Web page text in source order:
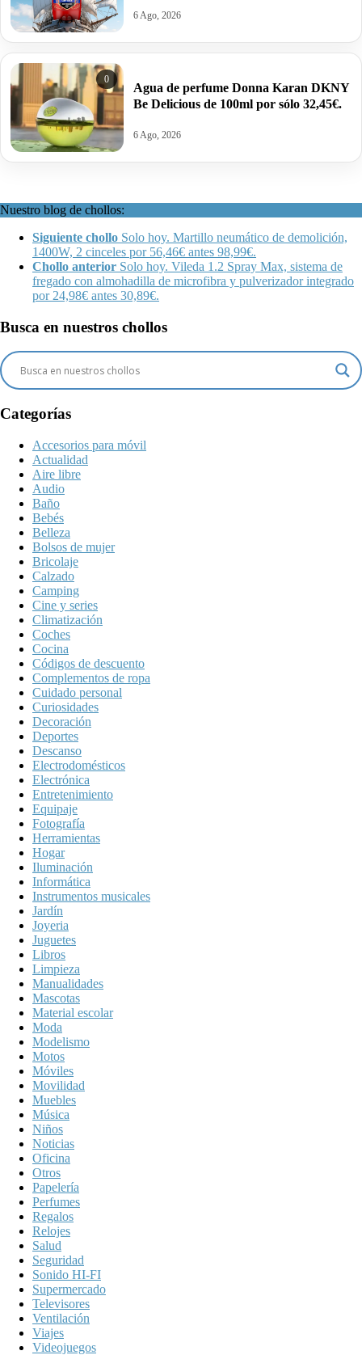
6 Ago, 2026
0
Agua de perfume Donna Karan DKNY
Be Delicious de 100ml por sólo 32,45€.
6 Ago, 2026
Nuestro blog de chollos:
Siguiente chollo Solo hoy. Martillo neumático de demolición,
1400W, 2 cinceles por 56,46€ antes 98,99€.
Chollo anterior Solo hoy. Vileda 1.2 Spray Max, sistema de
fregado con almohadilla de microfibra y pulverizador integrado
por 24,98€ antes 30,89€.
Busca en nuestros chollos
Categorías
Accesorios para móvil
Actualidad
Aire libre
Audio
Baño
Bebés
Belleza
Bolsos de mujer
Bricolaje
Calzado
Camping
Cine y series
Climatización
Coches
Cocina
Códigos de descuento
Complementos de ropa
Cuidado personal
Curiosidades
Decoración
Deportes
Descanso
Electrodomésticos
Electrónica
Entretenimiento
Equipaje
Fotografía
Herramientas
Hogar
Iluminación
Informática
Instrumentos musicales
Jardín
Joyeria
Juguetes
Libros
Limpieza
Manualidades
Mascotas
Material escolar
Moda
Modelismo
Motos
Móviles
Movilidad
Muebles
Música
Niños
Noticias
Oficina
Otros
Papelería
Perfumes
Regalos
Relojes
Salud
Seguridad
Sonido HI-FI
Supermercado
Televisores
Ventilación
Viajes
Videojuegos